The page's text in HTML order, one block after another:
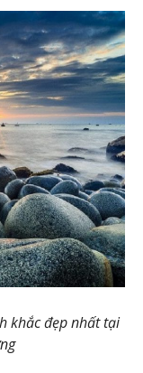
khắc đẹp nhất tại